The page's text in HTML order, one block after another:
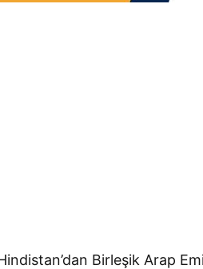
Birleşik Arap